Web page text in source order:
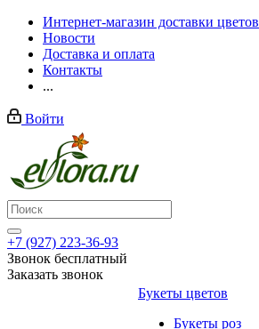
Интернет-магазин доставки цветов
Новости
Доставка и оплата
Контакты
...
Войти
+7 (927) 223-36-93
Звонок бесплатный
Заказать звонок
Букеты цветов
Букеты роз